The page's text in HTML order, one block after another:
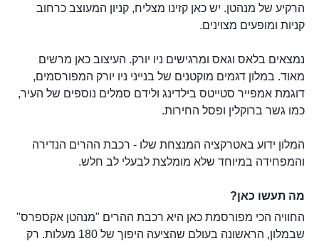
הרקיע של מנהטן. יש כאן קזינו מצליח, קניון המעוצב כרחוב
קניות ומופעים מצוינים.
נמצאים בלאס וגאס ומרגישים ניו יורק. העיצוב כאן מרשים
מאוד. במלון דגמים מוקטנים של בנייני ניו יורק המפורסמים,
דוגמת אמפייר סטייטס בילדינג ולידם סמלים נוספים של העיר,
כמו גשר ברוקלין ופסל החירות.
המלון ידוע באטרקציה המנצחת שלו - רכבת ההרים הנדירה
והמפחידה במיוחד שלא מומלצת לבעלי לב חלש.
מה תעשו כאן?
החוויה הכי מפורסמת כאן היא רכבת ההרים "מנהטן אקספרס"
שבמלון, הראשונה בעולם שהציעה היפוך של 180 מעלות. רק